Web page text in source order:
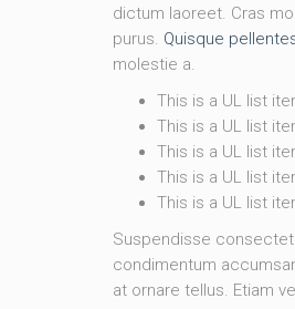
dictum laoreet. Cras
purus. Quisque
molestie a.
This is a UL list
This is a UL list
This is a UL list
This is a UL list
This is a UL list
Suspendisse
condimentum
at ornare tellus. Etiam